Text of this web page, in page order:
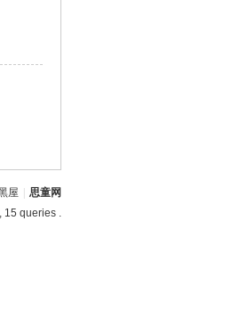
屋
思童网
15 queries .